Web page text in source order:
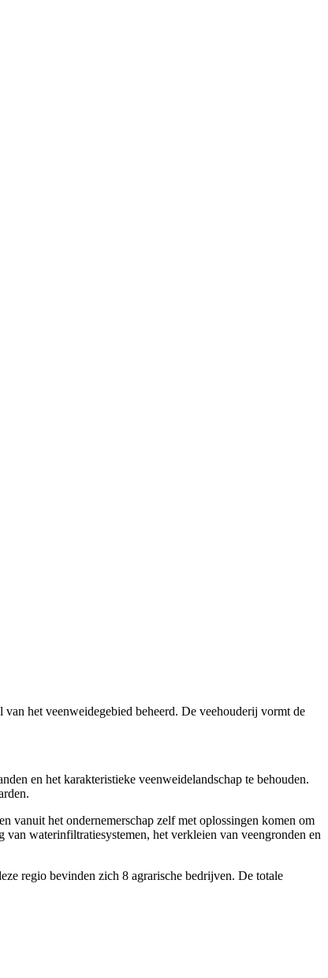
het veenweidegebied beheerd. De veehouderij vormt de
en het karakteristieke veenweidelandschap te behouden.
het ondernemerschap zelf met oplossingen komen om
waterinfiltratiesystemen, het verkleien van veengronden en
regio bevinden zich 8 agrarische bedrijven. De totale